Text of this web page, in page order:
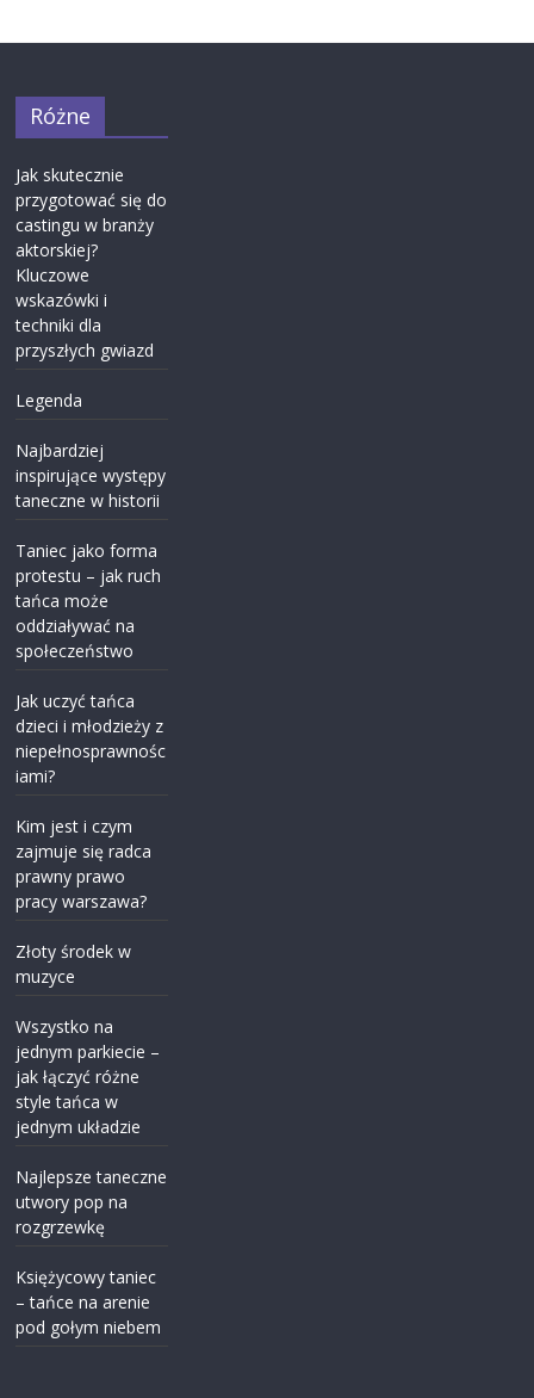
Różne
Jak skutecznie
przygotować się do
castingu w branży
aktorskiej?
Kluczowe
wskazówki i
techniki dla
przyszłych gwiazd
Legenda
Najbardziej
inspirujące występy
taneczne w historii
Taniec jako forma
protestu – jak ruch
tańca może
oddziaływać na
społeczeństwo
Jak uczyć tańca
dzieci i młodzieży z
niepełnosprawnośc
iami?
Kim jest i czym
zajmuje się radca
prawny prawo
pracy warszawa?
Złoty środek w
muzyce
Wszystko na
jednym parkiecie –
jak łączyć różne
style tańca w
jednym układzie
Najlepsze taneczne
utwory pop na
rozgrzewkę
Księżycowy taniec
– tańce na arenie
pod gołym niebem